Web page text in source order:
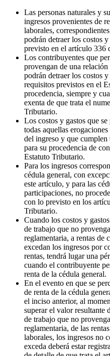
Las personas naturales y
ingresos provenientes de
laborales,
podrán detraer los costos
previsto en el artículo 336
Los contribuyentes que
provengan de una
podrán detraer los costos
requisitos previstos en el
procedencia, siempre y
exenta de que trata el
Tributario.
Los costos y gastos que
todas aquellas
del ingreso y que
para su procedencia de
Estatuto Tributario.
Para los ingresos
cédula general, con
este artículo, y para las
participaciones, no
con lo previsto en los
Tributario.
Cuando los costos y
de trabajo que no
reglamentaria, a rentas de
excedan los ingresos por
rentas, tendrá lugar una
cuando el contribuyente
renta de la cédula general.
En el evento en que se
de renta de la cédula
el inciso anterior, al
superar el valor resultante
de trabajo que no
reglamentaria, de las
laborales, los ingresos no
exceda deberá estar